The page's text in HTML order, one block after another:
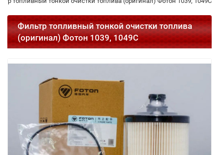
Фильтр топливный тонкой очистки топлива
(оригинал) Фотон 1039, 1049С